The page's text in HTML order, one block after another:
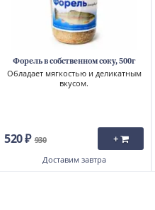
Форель в собственном соку, 500г
Обладает мягкостью и деликатным
вкусом.
520 ₽ 930 +
Доставим завтра